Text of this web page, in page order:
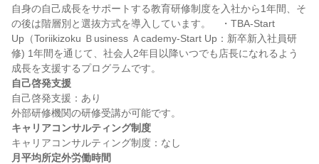
自身の自己成長をサポートする教育研修制度を入社から1年間、そ
の後は階層別と選抜方式を導入しています。　・TBA-Start
Up（Toriikizoku Ｂusiness Ａcademy-Start Up：新卒新入社員研
修) 1年間を通じて、社会人2年目以降いつでも店長になれるよう
自己啓発支援
自己啓発支援：あり
キャリアコンサルティング制度
月平均所定外労働時間